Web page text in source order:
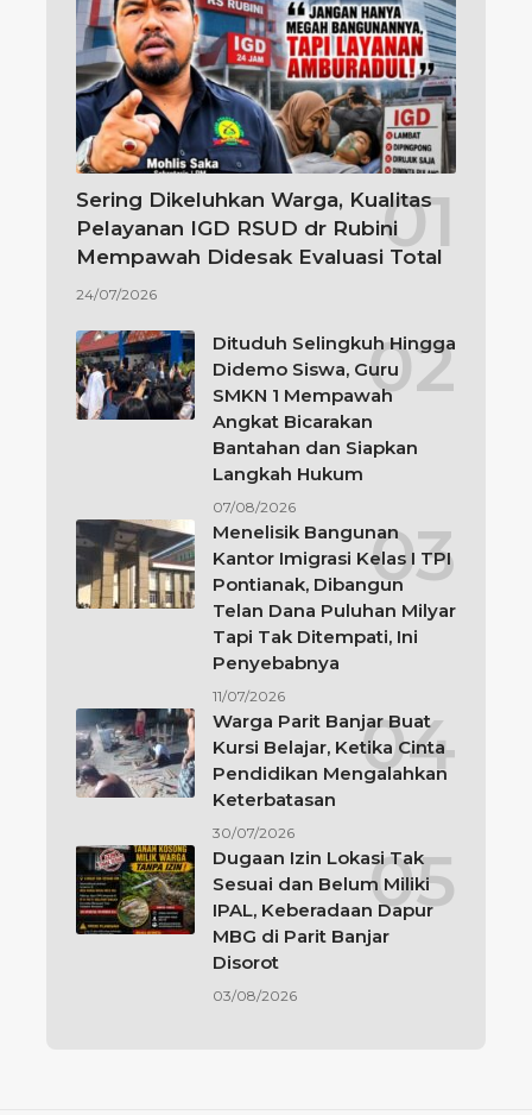
Sering Dikeluhkan Warga, Kualitas
Pelayanan IGD RSUD dr Rubini
Mempawah Didesak Evaluasi Total
24/07/2026
Dituduh Selingkuh Hingga
Didemo Siswa, Guru
SMKN 1 Mempawah
Angkat Bicarakan
Bantahan dan Siapkan
Langkah Hukum
07/08/2026
Menelisik Bangunan
Kantor Imigrasi Kelas I TPI
Pontianak, Dibangun
Telan Dana Puluhan Milyar
Tapi Tak Ditempati, Ini
Penyebabnya
11/07/2026
Warga Parit Banjar Buat
Kursi Belajar, Ketika Cinta
Pendidikan Mengalahkan
Keterbatasan
30/07/2026
Dugaan Izin Lokasi Tak
Sesuai dan Belum Miliki
IPAL, Keberadaan Dapur
MBG di Parit Banjar
Disorot
03/08/2026